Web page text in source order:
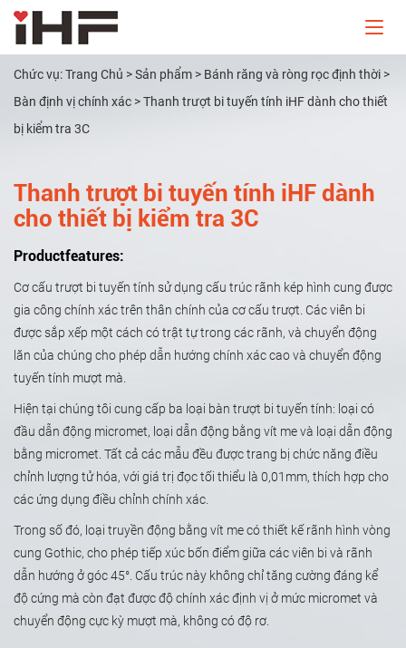
Chức vụ:Trang Chủ >Sản phẩm > Bánh răng và ròng rọc định thời >
Bàn định vị chính xác >Thanh trượt bi tuyến tính iHF dành cho thiết
bị kiểm tra 3C
Thanh trượt bi tuyến tính iHF dành
cho thiết bị kiểm tra 3C
Productfeatures:
Cơ cấu trượt bi tuyến tính sử dụng cấu trúc rãnh kép hình cung được
gia công chính xác trên thân chính của cơ cấu trượt. Các viên bi
được sắp xếp một cách có trật tự trong các rãnh, và chuyển động
lăn của chúng cho phép dẫn hướng chính xác cao và chuyển động
tuyến tính mượt mà.
Hiện tại chúng tôi cung cấp ba loại bàn trượt bi tuyến tính: loại có
đầu dẫn động micromet, loại dẫn động bằng vít me và loại dẫn động
bằng micromet. Tất cả các mẫu đều được trang bị chức năng điều
chỉnh lượng tử hóa, với giá trị đọc tối thiểu là 0,01mm, thích hợp cho
các ứng dụng điều chỉnh chính xác.
Trong số đó, loại truyền động bằng vít me có thiết kế rãnh hình vòng
cung Gothic, cho phép tiếp xúc bốn điểm giữa các viên bi và rãnh
dẫn hướng ở góc 45°. Cấu trúc này không chỉ tăng cường đáng kể
độ cứng mà còn đạt được độ chính xác định vị ở mức micromet và
chuyển động cực kỳ mượt mà, không có độ rơ.